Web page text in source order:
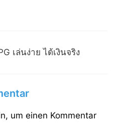
เล่นง่าย ได้เงินจริง
um einen Kommentar